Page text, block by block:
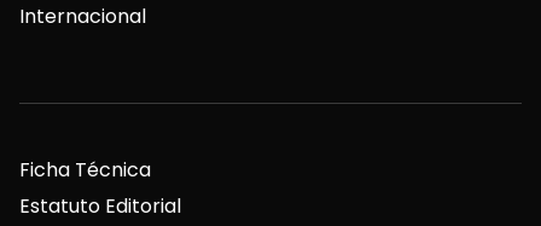
Internacional
Ficha Técnica
Estatuto Editorial